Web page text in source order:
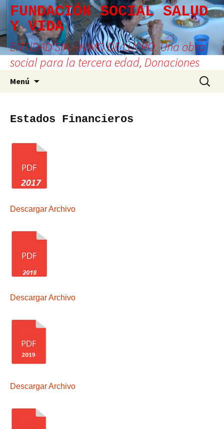
Saltar
contenido
FUNDACIÓN SOCIAL SALUD
Y VIDA
ENTIDAD SIN ÁNIMO DE LUCRO. Una obra
social para la tercera edad, Donaciones
Menú Buscar:
Estados Financieros
Descargar Archivo
Descargar Archivo
Descargar Archivo